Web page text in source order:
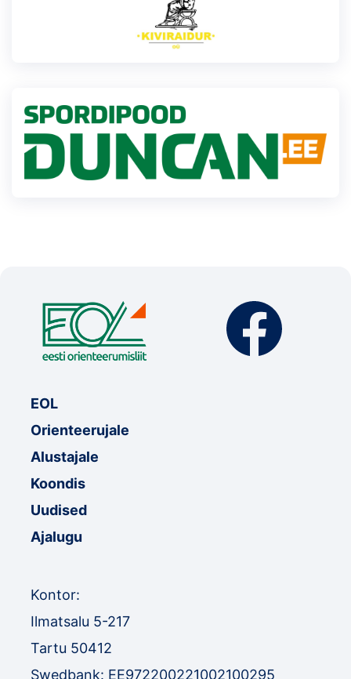
EOL
Orienteerujale
Alustajale
Koondis
Uudised
Ajalugu
Kontor:
Ilmatsalu 5-217
Tartu 50412
Swedbank: EE972200221002100295